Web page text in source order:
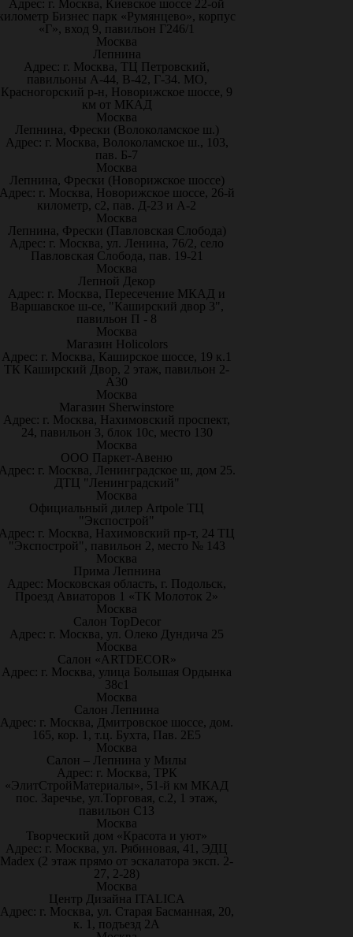
Адрес: г. Москва, Киевское шоссе 22-ой
Бизнес парк «Румянцево», корпус
«Г», вход 9, павильон Г246/1
Москва
Лепнина
Адрес: г. Москва, ТЦ Петровский,
павильоны А-44, В-42, Г-34. МО,
Красногорский р-н, Новорижское шоссе, 9
км от МКАД
Москва
Лепнина, Фрески (Волоколамское ш.)
Адрес: г. Москва, Волоколамское ш., 103,
пав. Б-7
Москва
Лепнина, Фрески (Новорижское шоссе)
г. Москва, Новорижское шоссе, 26-й
километр, с2, пав. Д-23 и А-2
Москва
Лепнина, Фрески (Павловская Слобода)
Адрес: г. Москва, ул. Ленина, 76/2, село
Павловская Слобода, пав. 19-21
Москва
Лепной Декор
Адрес: г. Москва, Пересечение МКАД и
Варшавское ш-се, "Каширский двор 3",
павильон П - 8
Москва
Магазин Holicolors
Адрес: г. Москва, Каширское шоссе, 19 к.1
ТК Каширский Двор, 2 этаж, павильон 2-
А30
Москва
Магазин Sherwinstore
Адрес: г. Москва, Нахимовский проспект,
24, павильон 3, блок 10с, место 130
Москва
ООО Паркет-Авeню
г. Москва, Ленинградское ш, дом 25.
ДТЦ "Ленинградский"
Москва
Официальный дилер Artpole ТЦ
"Экспострой"
г. Москва, Нахимовский пр-т, 24 ТЦ
"Экспострой", павильон 2, место № 143
Москва
Прима Лепнина
Адрес: Московская область, г. Подольск,
Проезд Авиаторов 1 «ТК Молоток 2»
Москва
Салон TopDecor
Адрес: г. Москва, ул. Олеко Дундича 25
Москва
Салон «ARTDECOR»
Адрес: г. Москва, улица Большая Ордынка
38с1
Москва
Салон Лепнина
Адрес: г. Москва, Дмитровское шоссе, дом.
165, кор. 1, т.ц. Бухта, Пав. 2Е5
Москва
Салон – Лепнина у Милы
Адрес: г. Москва, ТРК
«ЭлитСтройМатериалы», 51-й км МКАД
пос. Заречье, ул.Торговая, с.2, 1 этаж,
павильон С13
Москва
Творческий дом «Красота и уют»
Адрес: г. Москва, ул. Рябиновая, 41, ЭДЦ
Madex (2 этаж прямо от эскалатора эксп. 2-
27, 2-28)
Москва
Центр Дизайна ITALICA
Адрес: г. Москва, ул. Старая Басманная, 20,
к. 1, подъезд 2А